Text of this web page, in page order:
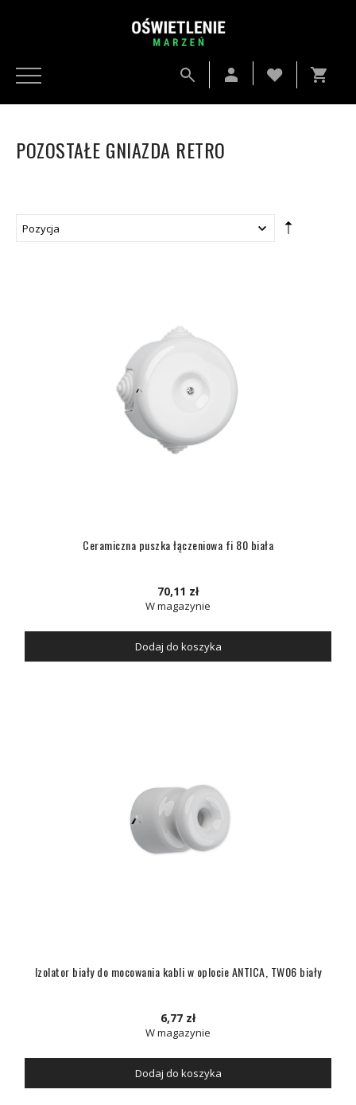
POZOSTAŁE GNIAZDA RETRO
Ceramiczna puszka łączeniowa fi 80 biała
70,11 zł
W magazynie
Dodaj do koszyka
Izolator biały do mocowania kabli w oplocie ANTICA, TW06 biały
6,77 zł
W magazynie
Dodaj do koszyka